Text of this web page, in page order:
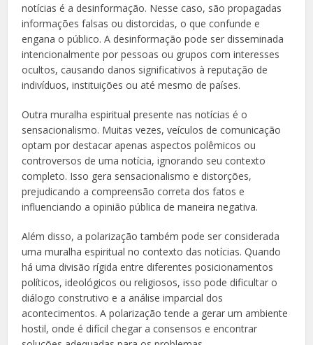
notícias é a desinformação. Nesse caso, são propagadas
informações falsas ou distorcidas, o que confunde e
engana o público. A desinformação pode ser disseminada
intencionalmente por pessoas ou grupos com interesses
ocultos, causando danos significativos à reputação de
indivíduos, instituições ou até mesmo de países.
Outra muralha espiritual presente nas notícias é o
sensacionalismo. Muitas vezes, veículos de comunicação
optam por destacar apenas aspectos polêmicos ou
controversos de uma notícia, ignorando seu contexto
completo. Isso gera sensacionalismo e distorções,
prejudicando a compreensão correta dos fatos e
influenciando a opinião pública de maneira negativa.
Além disso, a polarização também pode ser considerada
uma muralha espiritual no contexto das notícias. Quando
há uma divisão rígida entre diferentes posicionamentos
políticos, ideológicos ou religiosos, isso pode dificultar o
diálogo construtivo e a análise imparcial dos
acontecimentos. A polarização tende a gerar um ambiente
hostil, onde é difícil chegar a consensos e encontrar